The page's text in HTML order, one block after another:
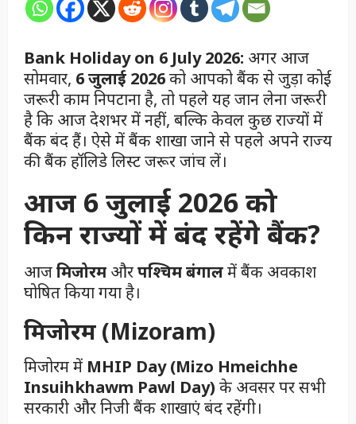
Bank Holiday on 6 July 2026: अगर आज
सोमवार, 6 जुलाई 2026को आपको बैंक से जुड़ा कोई
जरूरी काम निपटाना है, तो पहले यह जान लेना जरूरी
है कि आज देशभर में नहीं, बल्कि केवल कुछ राज्यों में
बैंक बंद हैं। ऐसे में बैंक शाखा जाने से पहले अपने राज्य
की बैंक हॉलिडे लिस्ट जरूर जांच लें।
आज 6 जुलाई 2026 को
किन राज्यों में बंद रहेंगे बैंक?
आजमिजोरम औरपश्चिम बंगालमें बैंक अवकाश
घोषित किया गया है।
मिजोरम (Mizoram)
मिजोरम में MHIP Day (Mizo Hmeichhe
Insuihkhawm Pawl Day) के अवसर पर सभी
सरकारी और निजी बैंक शाखाएं बंद रहेंगी।